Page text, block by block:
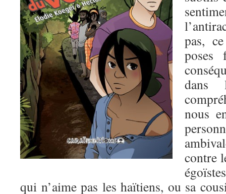
pas,
poses
dans
nous
contre
qui n’aime pas les haïtiens, ou sa